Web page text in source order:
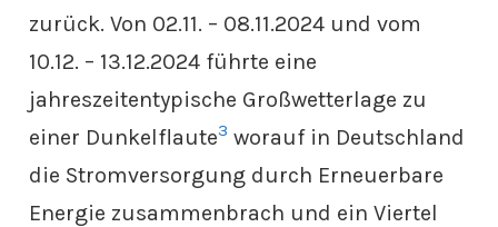
zurück. Von 02.11. – 08.11.2024 und vom
10.12. – 13.12.2024 führte eine
jahreszeitentypische Großwetterlage zu
einer Dunkelflaute3 worauf in Deutschland
die Stromversorgung durch Erneuerbare
Energie zusammenbrach und ein Viertel